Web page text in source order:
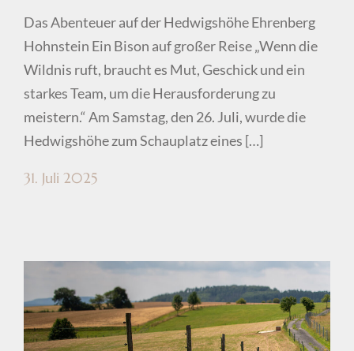
Das Abenteuer auf der Hedwigshöhe Ehrenberg
Hohnstein Ein Bison auf großer Reise „Wenn die
Wildnis ruft, braucht es Mut, Geschick und ein
starkes Team, um die Herausforderung zu
meistern.“ Am Samstag, den 26. Juli, wurde die
Hedwigshöhe zum Schauplatz eines […]
31. Juli 2025